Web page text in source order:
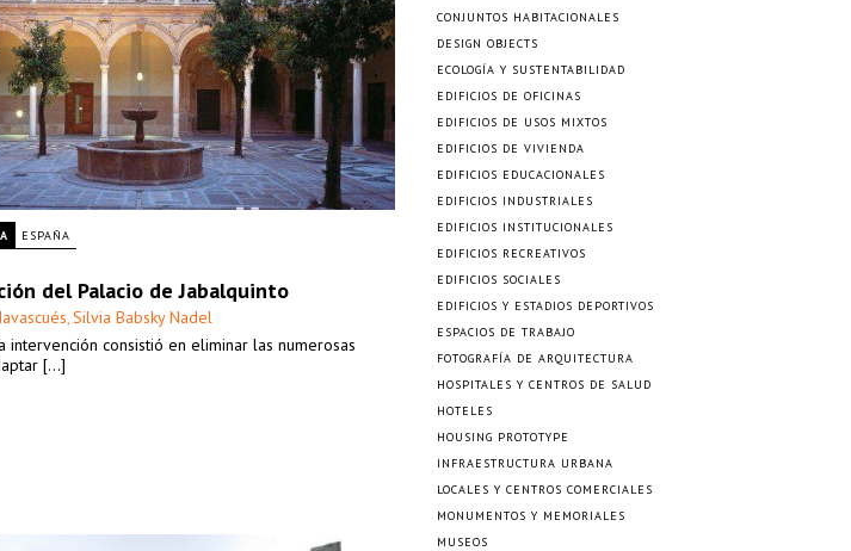
ESPAÑA
del Palacio de Jabalquinto
, Silvia Babsky Nadel
intervención consistió en eliminar las numerosas
[...]
CONJUNTOS HABITACIONALES
DESIGN OBJECTS
ECOLOGÍA Y SUSTENTABILIDAD
EDIFICIOS DE OFICINAS
EDIFICIOS DE USOS MIXTOS
EDIFICIOS DE VIVIENDA
EDIFICIOS EDUCACIONALES
EDIFICIOS INDUSTRIALES
EDIFICIOS INSTITUCIONALES
EDIFICIOS RECREATIVOS
EDIFICIOS SOCIALES
EDIFICIOS Y ESTADIOS DEPORTIVOS
ESPACIOS DE TRABAJO
FOTOGRAFÍA DE ARQUITECTURA
HOSPITALES Y CENTROS DE SALUD
HOTELES
HOUSING PROTOTYPE
INFRAESTRUCTURA URBANA
LOCALES Y CENTROS COMERCIALES
MONUMENTOS Y MEMORIALES
MUSEOS